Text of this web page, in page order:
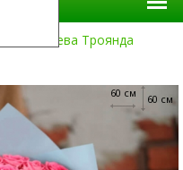
101 Рожева Троянда
60 см
60 см